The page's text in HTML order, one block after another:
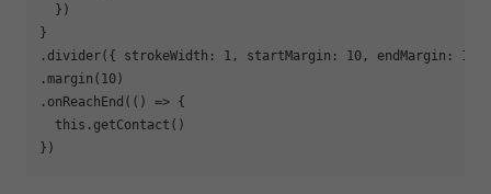
  })
}
.divider({ strokeWidth: 1, startMargin: 10, endMargin:
.margin(10)
.onReachEnd(() => {
  this.getContact()